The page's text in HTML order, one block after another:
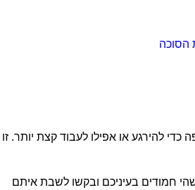
הסוכה
להירגע או אפילו לעבוד קצת יותר. זו
חמודים בעיניכם ובקשו לשבת איתם